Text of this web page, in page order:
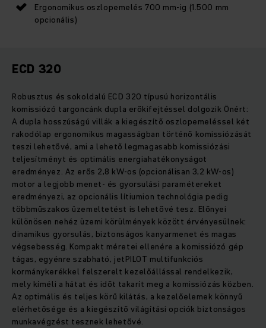
Ergonomikus oszlopemelés 700 mm-ig (1.500 mm
opcionális)
ECD 320
Robusztus és sokoldalú ECD 320 típusú horizontális
komissiózó targoncánk dupla erőkifejtéssel dolgozik Önért:
A dupla hosszúságú villák a kiegészítő oszlopemeléssel két
rakodólap ergonomikus magasságban történő komissiózását
teszi lehetővé, ami a lehető legmagasabb komissiózási
teljesítményt és optimális energiahatékonyságot
eredményez. Az erős 2,8 kW-os (opcionálisan 3,2 kW-os)
motor a legjobb menet- és gyorsulási paramétereket
eredményezi, az opcionális lítiumion technológia pedig
többműszakos üzemeltetést is lehetővé tesz. Előnyei
különösen nehéz üzemi körülmények között érvényesülnek:
dinamikus gyorsulás, biztonságos kanyarmenet és magas
végsebesség. Kompakt méretei ellenére a komissiózó gép
tágas, egyénre szabható, jetPILOT multifunkciós
kormánykerékkel felszerelt kezelőállással rendelkezik,
mely kíméli a hátat és időt takarít meg a komissiózás közben.
Az optimális és teljes körű kilátás, a kezelőelemek könnyű
elérhetősége és a kiegészítő világítási opciók biztonságos
munkavégzést tesznek lehetővé.